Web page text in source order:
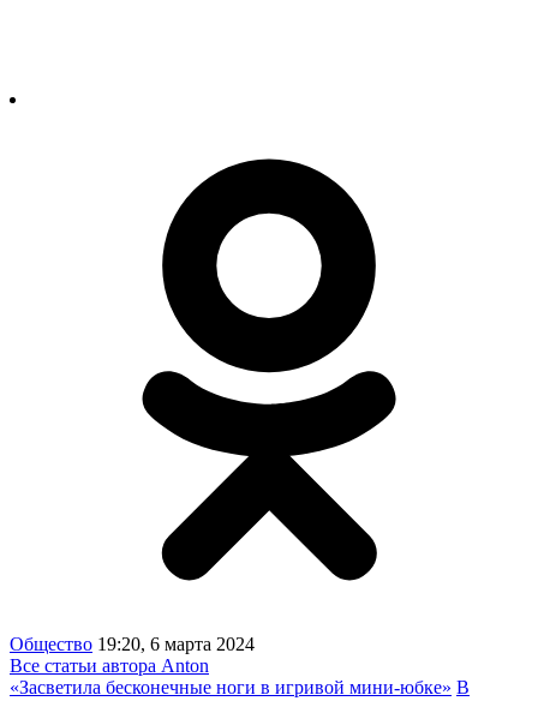
Общество 19:20, 6 марта 2024
Все статьи автора Anton
«Засветила бесконечные ноги в игривой мини-юбке» В